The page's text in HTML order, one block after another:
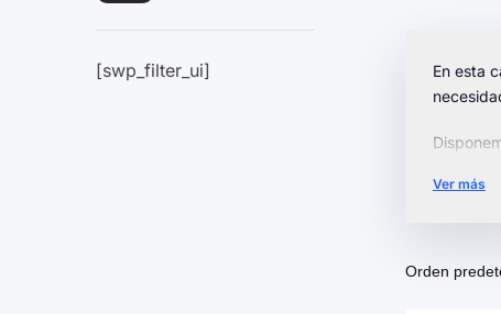
En esta
Ver más
[swp_filter_ui]